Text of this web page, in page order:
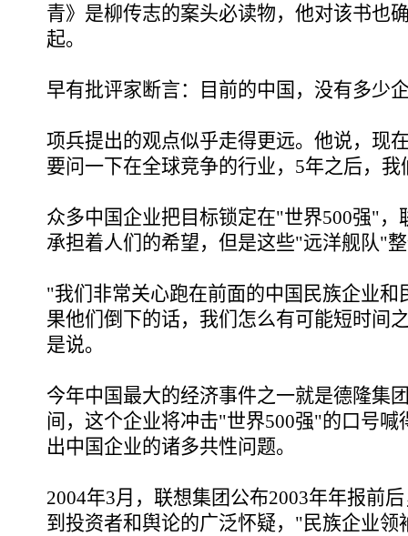
青》是柳传志的案头必读物，他对该书也
起。
早有批评家断言：目前的中国，没有多少
项兵提出的观点似乎走得更远。他说，现
要问一下在全球竞争的行业，5年之后，
众多中国企业把目标锁定在"世界500强"
承担着人们的希望，但是这些"远洋舰队"
"我们非常关心跑在前面的中国民族企业和
果他们倒下的话，我们怎么有可能短时间
是说。
今年中国最大的经济事件之一就是德隆集
间，这个企业将冲击"世界500强"的口号
出中国企业的诸多共性问题。
2004年3月，联想集团公布2003年年报前
到投资者和舆论的广泛怀疑，"民族企业